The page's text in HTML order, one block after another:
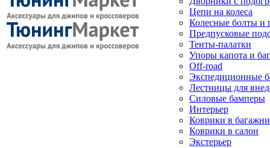
Цепи на колеса
Колесные болты и
Предпусковые
Тенты-палатки
Упоры капота и
Off-road
Экспедиционные
Лестницы для
Силовые бамперы
Интерьер
Коврики в
Коврики в салон
Экстерьер